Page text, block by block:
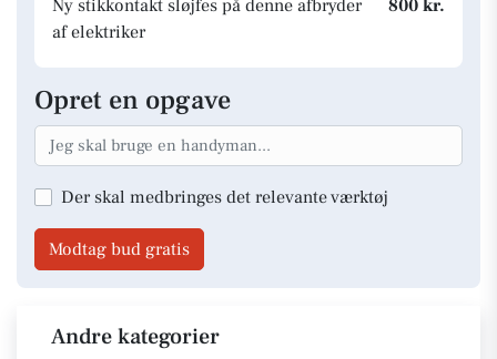
Ny stikkontakt sløjfes på denne afbryder
af elektriker
800 kr.
Opret en opgave
Der skal medbringes det relevante værktøj
Modtag bud gratis
Andre kategorier